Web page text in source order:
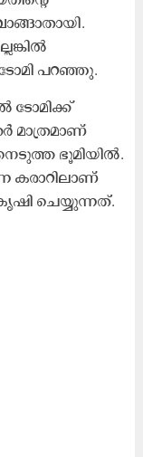
പറഞ്ഞു.
ടോമിക്ക്
മാത്രമാണ്
ഭൂമിയിൽ.
കരാറിലാണ്
ചെയ്യുന്നത്.